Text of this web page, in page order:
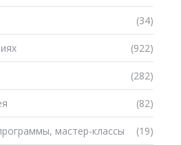
(34)
(922)
(282)
(82)
(19)
мастер-классы